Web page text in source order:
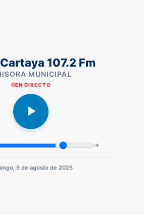
107.2 Fm
MUNICIPAL
EN DIRECTO
9 de agosto de 2026